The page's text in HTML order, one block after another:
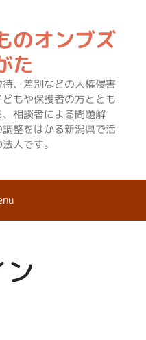
のオンブズ
た
、差別などの人権侵害
もや保護者の方ととも
相談者による問題解
整をはかる新潟県で活
人です。